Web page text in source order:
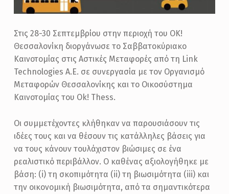
Στις 28-30 Σεπτεμβρίου στην περιοχή του ΟΚ!
Θεσσαλονίκη διοργάνωσε το Σαββατοκύριακο
Καινοτομίας στις Αστικές Μεταφορές από τη Link
Technologies Α.Ε. σε συνεργασία με τον Οργανισμό
Μεταφορών Θεσσαλονίκης και το Οικοσύστημα
Καινοτομίας του Ok! Τhess.
Οι συμμετέχοντες κλήθηκαν να παρουσιάσουν τις
ιδέες τους και να θέσουν τις κατάλληλες βάσεις για
να τους κάνουν τουλάχιστον βιώσιμες σε ένα
ρεαλιστικό περιβάλλον. Ο καθένας αξιολογήθηκε με
βάση: (i) τη σκοπιμότητα (ii) τη βιωσιμότητα (iii) και
την οικονομική βιωσιμότητα, από τα σημαντικότερα